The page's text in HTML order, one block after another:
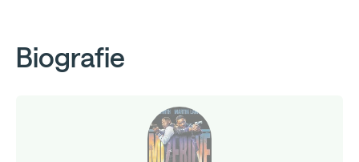
Biografie